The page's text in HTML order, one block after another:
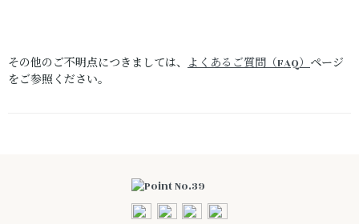
その他のご不明点につきましては、 よくあるご質問（FAQ）ページ
をご参照ください。